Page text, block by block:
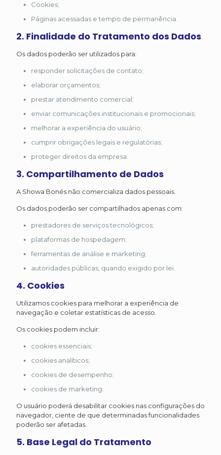
Cookies;
Páginas acessadas e tempo de permanência.
2. Finalidade do Tratamento dos Dados
Os dados poderão ser utilizados para:
responder solicitações de contato;
elaborar orçamentos;
prestar atendimento comercial;
enviar comunicações institucionais e promocionais;
melhorar a experiência do usuário;
cumprir obrigações legais e regulatórias;
proteger direitos da empresa.
3. Compartilhamento de Dados
A Showa Bonés não comercializa dados pessoais.
Os dados poderão ser compartilhados apenas com:
prestadores de serviços tecnológicos;
plataformas de hospedagem;
ferramentas de análise e marketing;
autoridades públicas, quando exigido por lei.
4. Cookies
Utilizamos cookies para melhorar a experiência de
navegação e coletar estatísticas de acesso.
Os cookies podem incluir:
cookies essenciais;
cookies analíticos;
cookies de desempenho;
cookies de marketing.
O usuário poderá desabilitar cookies nas configurações do
navegador, ciente de que determinadas funcionalidades
poderão ser afetadas.
5. Base Legal do Tratamento